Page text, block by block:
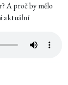
A proč by mělo
aktuální